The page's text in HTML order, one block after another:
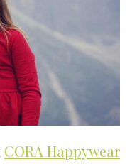
CORA Happywear